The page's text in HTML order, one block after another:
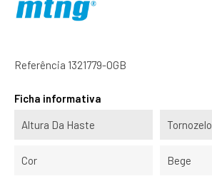
Referência 1321779-OGB
Ficha informativa
Altura Da Haste Tornozelo
Cor Bege